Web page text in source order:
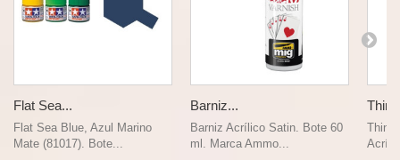
Flat Sea...
Flat Sea Blue, Azul Marino
Mate (81017). Bote...
Barniz...
Barniz Acrílico Satin. Bote 60
ml. Marca Ammo...